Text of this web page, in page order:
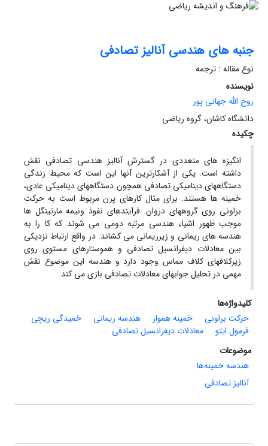
جنبه های هندسی آنالیز تصادفی
نوع مقاله : ترجمه
نویسنده
روح الله جهانی پور
دانشگاه کاشان، گروه ریاضی
چکیده
انگیزه های متعددی در گسترش آنالیز هندسی تصادفی نقش
داشته است. یکی از آشکارترین آنها این است که محیط زندگی
دستگاههای دینامیکی تصادفی همچون دستگاههای دینامیکی عادی،
خمینه ها هستند. برای مثال کارهای پرن مربوط است به حرکت
براونی روی گروههای دروان. فرآیندهای نفوذ ونیمه مارتینگل ها
موجب ظهور اشیاء هندسی مرتبه دومی می شوند که کا را به
هندسه های ریمانی و زیرریمانی می کشاند. در واقع ارتباط نزدیکی
بین معادلات دیفرانسیل تصادفی و هموستارهای مستوی روی
زیرکلافهای کلاف مماس وجود دارد و هندسه این موضوع نقش
مهمی در تحلیل جوابهای معادلات تصادفی بازی می کند.
کلیدواژه‌ها
حرکت براونی
خمینه هموار هندسه ریمانی
خمیدگی ریچی
فرمول ایتو
معادلات دیفرانسیل تصادفی
موضوعات
هندسه خمینه‌ها
آنالیز تصادفی